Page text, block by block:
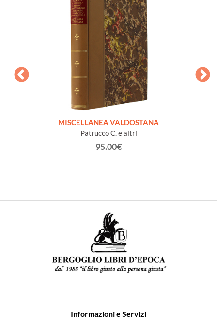
MISCELLANEA VALDOSTANA
Patrucco C. e altri
95.00€
Informazioni e Servizi